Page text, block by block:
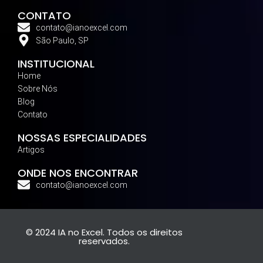
CONTATO
contato@ianoexcel.com
São Paulo, SP
INSTITUCIONAL
Home
Sobre Nós
Blog
Contato
NOSSAS ESPECIALIDADES
Artigos
ONDE NOS ENCONTRAR
contato@ianoexcel.com
© 2024 IA no Excel. Todos os direitos
reservados.